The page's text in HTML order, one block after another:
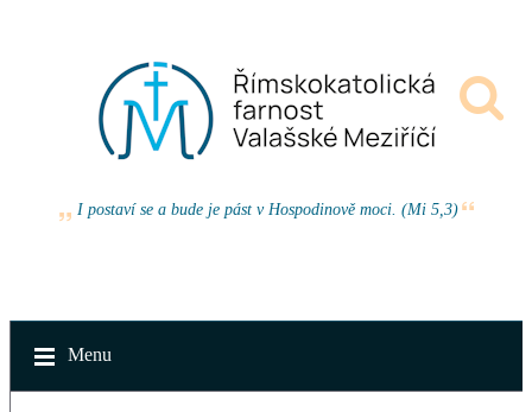
I postaví se a bude je pást v Hospodinově moci. (Mi 5,3)
Menu